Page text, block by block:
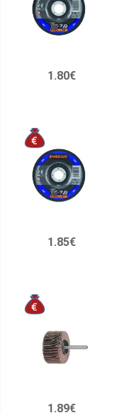
1.80€
1.85€
1.89€